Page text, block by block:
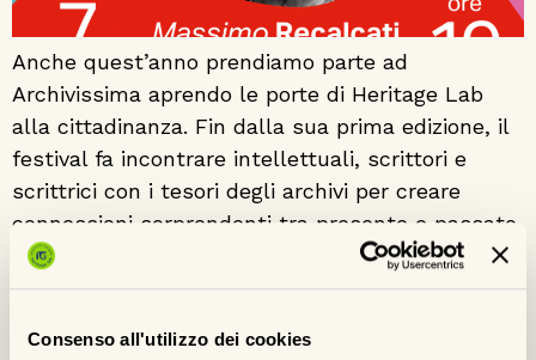
Consenso all'utilizzo dei cookies
Anche quest’anno prendiamo parte ad
Archivissima aprendo le porte di Heritage Lab
alla cittadinanza. Fin dalla sua prima edizione, il
festival fa incontrare intellettuali, scrittori e
scrittrici con i tesori degli archivi per creare
connessioni sorprendenti tra presente e passato.
In occasione della Notte degli Archivi, il Professor
Massimo Recalcati offrirà uno sguardo diverso